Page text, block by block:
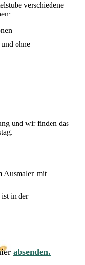
verschiedene
ohne
und wir finden das
Ausmalen mit
in der
absenden.